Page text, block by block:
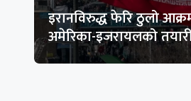
इरानविरुद्ध फेरि ठुलो
अमेरिका-इजरायलको